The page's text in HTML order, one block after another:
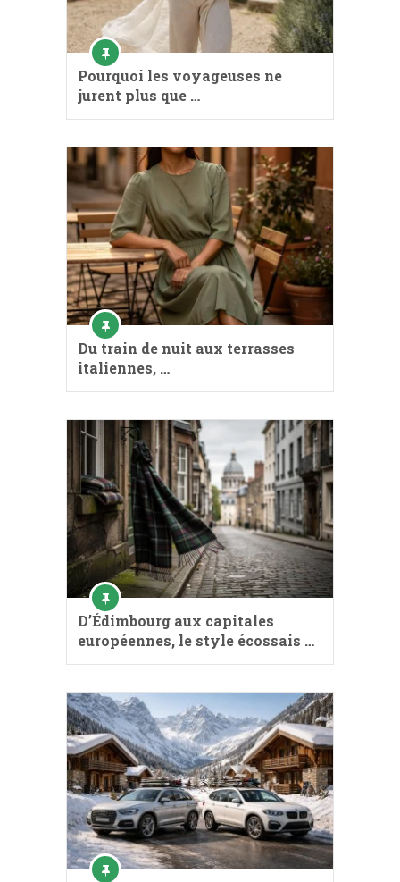
Pourquoi les voyageuses ne
jurent plus que …
Du train de nuit aux terrasses
italiennes, …
D’Édimbourg aux capitales
européennes, le style écossais …